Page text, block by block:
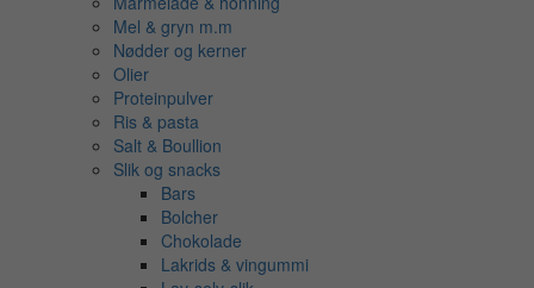
Mel & gryn m.m
Nødder og kerner
Olier
Proteinpulver
Ris & pasta
Salt & Boullion
Slik og snacks
Bars
Bolcher
Chokolade
Lakrids & vingummi